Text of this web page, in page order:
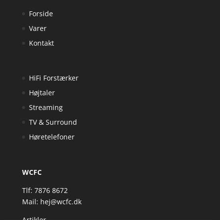
Forside
Varer
Kontakt
HiFi Forstærker
Højtaler
Streaming
TV & Surround
Høretelefoner
WCFC
Tlf: 7876 8672
Mail: hej@wcfc.dk